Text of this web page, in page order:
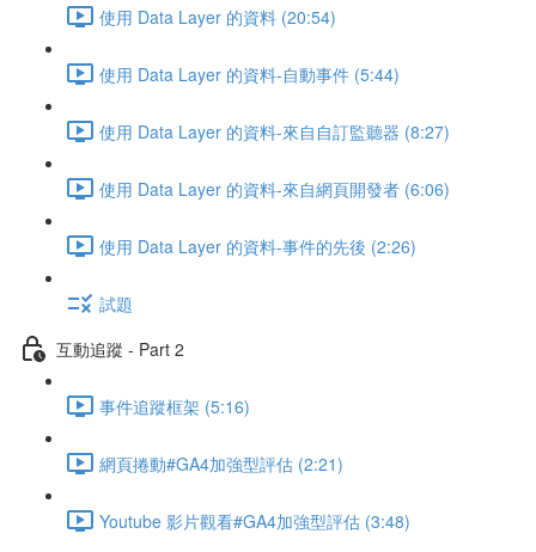
使用 Data Layer 的資料 (20:54)
使用 Data Layer 的資料-自動事件 (5:44)
使用 Data Layer 的資料-來自自訂監聽器 (8:27)
使用 Data Layer 的資料-來自網頁開發者 (6:06)
使用 Data Layer 的資料-事件的先後 (2:26)
試題
互動追蹤 - Part 2
事件追蹤框架 (5:16)
網頁捲動#GA4加強型評估 (2:21)
Youtube 影片觀看#GA4加強型評估 (3:48)